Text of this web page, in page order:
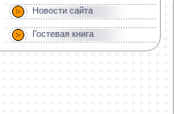
Новости сайта
Гостевая книга